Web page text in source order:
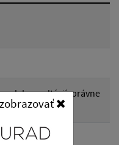
konzultácií, právne